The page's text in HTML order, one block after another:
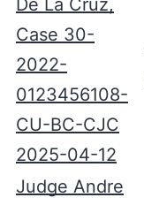
De La Cruz,
Case 30-
2022-
0123456108-
CU-BC-CJC
2025-04-12
Judge Andre